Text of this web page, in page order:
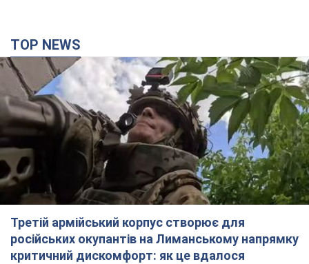
TOP NEWS
Третій армійський корпус створює для
російських окупантів на Лиманському напрямку
критичний дискомфорт: як це вдалося